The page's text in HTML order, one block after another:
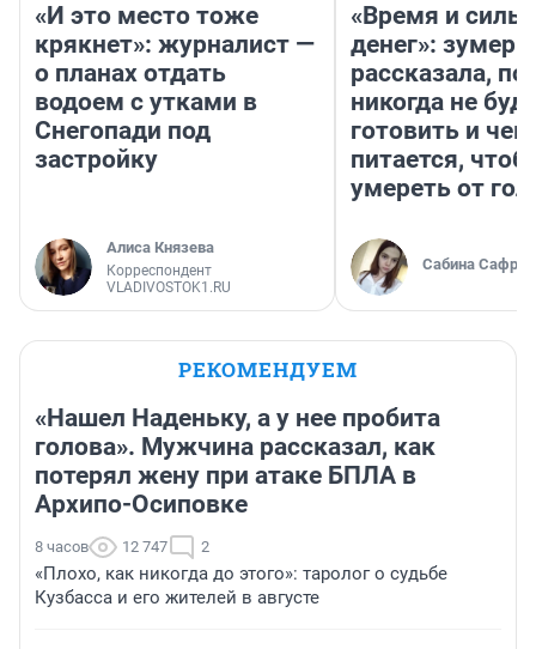
«И это место тоже
крякнет»: журналист —
о планах отдать
водоем с утками в
Снегопади под
застройку
Алиса Князева
Корреспондент
VLADIVOSTOK1.RU
«Время и
денег»:
рассказала,
никогда не
готовить и чем
питается,
умереть от
Сабина
РЕКОМЕНДУЕМ
«Нашел Наденьку, а у нее пробита
голова». Мужчина рассказал, как
потерял жену при атаке БПЛА в
Архипо-Осиповке
8 часов 12 747 2
«Плохо, как никогда до этого»: таролог о судьбе
Кузбасса и его жителей в августе